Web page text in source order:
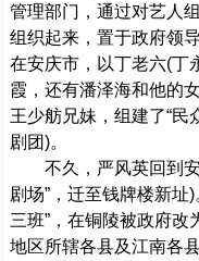
管理部门，通过对艺人
组织起来，置于政府领
在安庆市，以丁老六(丁
霞，还有潘泽海和他的
王少舫兄妹，组建了“民
剧团)。
不久，严风英回到
剧场”，迁至钱牌楼新址
三班”，在铜陵被政府改
地区所辖各县及江南各